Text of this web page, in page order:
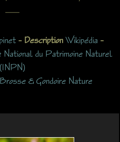
X
– Description Wikipédia –
National du Patrimoine Naturel
(INPN)
Brosse & Gondoire Nature